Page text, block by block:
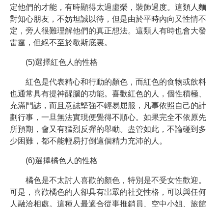
定他們的才能，有時顯得太過虛榮，裝飾過度。這類人麵
對知心朋友，不妨坦誠以待，但是由於平時內向又性情不
定，旁人很難理解他們的真正想法。這類人有時也會大發
雷霆，但絕不至於歇斯底裏。
(5)選擇紅色人的性格
紅色是代表精心和行動的顏色，而紅色的食物或飲料
也通常具有提神醒腦的功能。喜歡紅色的人，個性積極、
充滿鬥誌，而且意誌堅強不輕易屈服，凡事依照自己的計
劃行事，一旦無法實現便覺得不順心。如果完全不依原先
所預期，會又有猛烈反彈的舉動。盡管如此，不論碰到多
少困難，都不能輕易打倒這個精力充沛的人。
(6)選擇橘色人的性格
橘色是不太討人喜歡的顏色，特別是不受女性歡迎。
可是，喜歡橘色的人卻具有岀眾的社交性格，可以與任何
人融洽相處。這種人最適合從事推銷員、空中小姐、旅館